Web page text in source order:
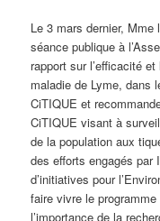
Le 3 mars dernier, Mme
séance publique à
rapport sur l’efficacité
maladie de Lyme, dans
CiTIQUE et
CiTIQUE visant à
de la population aux
des efforts engagés par
d’initiatives pour
faire vivre le
l’importance de la